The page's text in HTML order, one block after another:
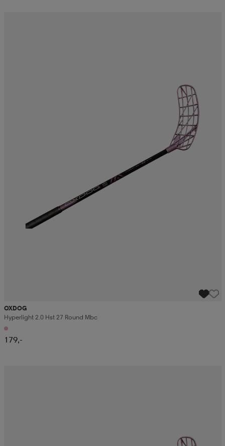
OXDOG
Hyperlight 2.0 Hst 27 Round Mbc
179,-